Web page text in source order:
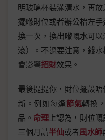
明玻璃杯裝滿清水，再
擺喺財位或者辦公枱左手
換一次，換出嚟嘅水可
滾）。不過要注意，錢
會影響招財效果。
最後提提你，財位擺設
新。例如每逢節氣轉換
品。 命理 上認為，財位
三個月請半仙或者風水師